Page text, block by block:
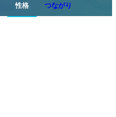
性格 つながり